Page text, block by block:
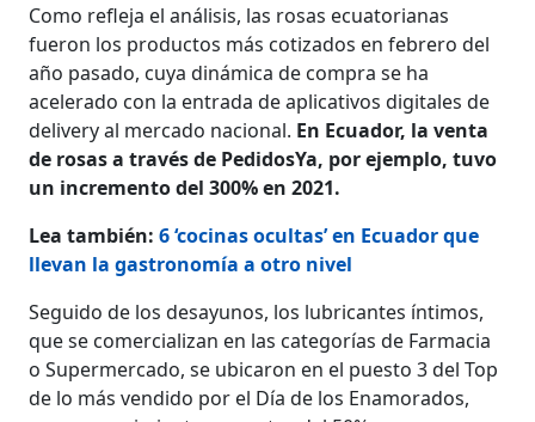
Como refleja el análisis, las rosas ecuatorianas
fueron los productos más cotizados en febrero del
año pasado, cuya dinámica de compra se ha
acelerado con la entrada de aplicativos digitales de
delivery al mercado nacional. En Ecuador, la venta
de rosas a través de PedidosYa, por ejemplo, tuvo
un incremento del 300% en 2021.
Lea también:6 ‘cocinas ocultas’ en Ecuador que
llevan la gastronomía a otro nivel
Seguido de los desayunos, los lubricantes íntimos,
que se comercializan en las categorías de Farmacia
o Supermercado, se ubicaron en el puesto 3 del Top
de lo más vendido por el Día de los Enamorados,